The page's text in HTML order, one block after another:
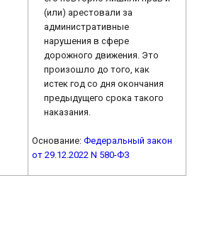
(или) арестовали за
административные
нарушения в сфере
дорожного движения. Это
произошло до того, как
истек год со дня окончания
предыдущего срока такого
наказания.
Основание:Федеральный закон
от 29.12.2022 N 580-ФЗ